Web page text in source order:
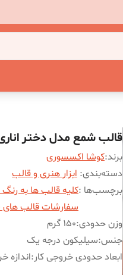
قالب شمع مدل دختر
برند:کوشا اکسسوری
دسته‌بندی: ابزار هنری و قالب
برچسب‌ها :کلیه قالب ها به
سفارشات قالب های سیلیکونی 3 الی
وزن حدودی:150 گرم
جنس:سیلیکون درجه یک
ابعاد حدودی خروجی کار:اندازه